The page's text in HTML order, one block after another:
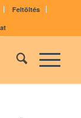
Feltöltés